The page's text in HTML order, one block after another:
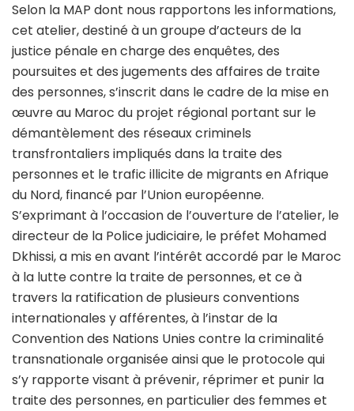
Selon la MAP dont nous rapportons les informations,
cet atelier, destiné à un groupe d’acteurs de la
justice pénale en charge des enquêtes, des
poursuites et des jugements des affaires de traite
des personnes, s’inscrit dans le cadre de la mise en
œuvre au Maroc du projet régional portant sur le
démantèlement des réseaux criminels
transfrontaliers impliqués dans la traite des
personnes et le trafic illicite de migrants en Afrique
du Nord, financé par l’Union européenne.
S’exprimant à l’occasion de l’ouverture de l’atelier, le
directeur de la Police judiciaire, le préfet Mohamed
Dkhissi, a mis en avant l’intérêt accordé par le Maroc
à la lutte contre la traite de personnes, et ce à
travers la ratification de plusieurs conventions
internationales y afférentes, à l’instar de la
Convention des Nations Unies contre la criminalité
transnationale organisée ainsi que le protocole qui
s’y rapporte visant à prévenir, réprimer et punir la
traite des personnes, en particulier des femmes et